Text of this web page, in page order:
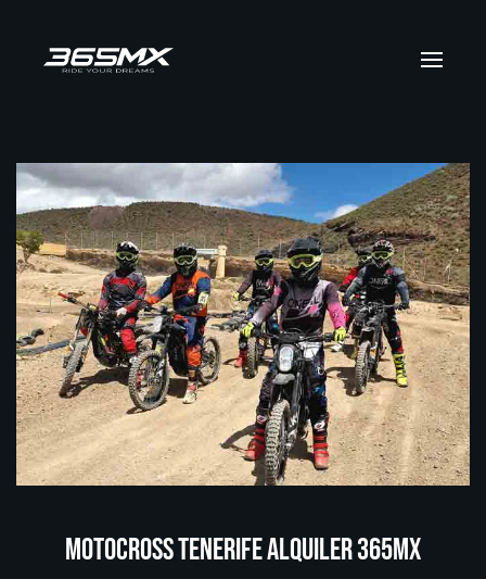
Skip to main content
Motocross Tenerife Alquiler 365MX